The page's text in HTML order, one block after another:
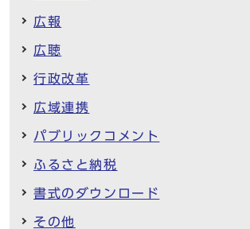
広報
広聴
行政改革
広域連携
パブリックコメント
ふるさと納税
書式のダウンロード
その他